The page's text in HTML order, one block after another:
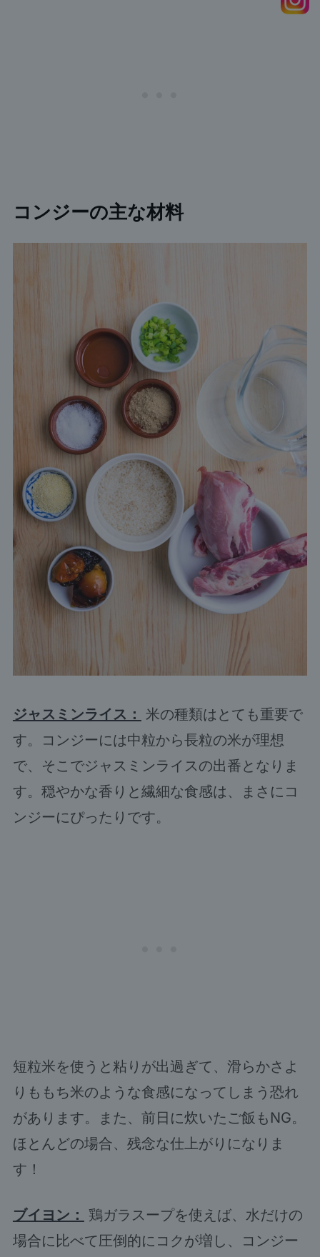
コンジーの主な材料
ジャスミンライス： 米の種類はとても重要で
す。コンジーには中粒から長粒の米が理想
で、そこでジャスミンライスの出番となりま
す。穏やかな香りと繊細な食感は、まさにコ
ンジーにぴったりです。
短粒米を使うと粘りが出過ぎて、滑らかさよ
りももち米のような食感になってしまう恐れ
があります。また、前日に炊いたご飯もNG。
ほとんどの場合、残念な仕上がりになりま
す！
ブイヨン： 鶏ガラスープを使えば、水だけの
場合に比べて圧倒的にコクが増し、コンジー